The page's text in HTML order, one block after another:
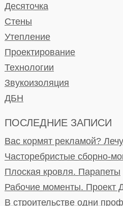
Десяточка
Стены
Утепление
Проектирование
Технологии
Звукоизоляция
ДБН
ПОСЛЕДНИЕ ЗАПИСИ
Вас кормят рекламой?
Часторебристые сборно-
Плоская кровля. Парапеты
Рабочие моменты. Проект
В строительстве одни